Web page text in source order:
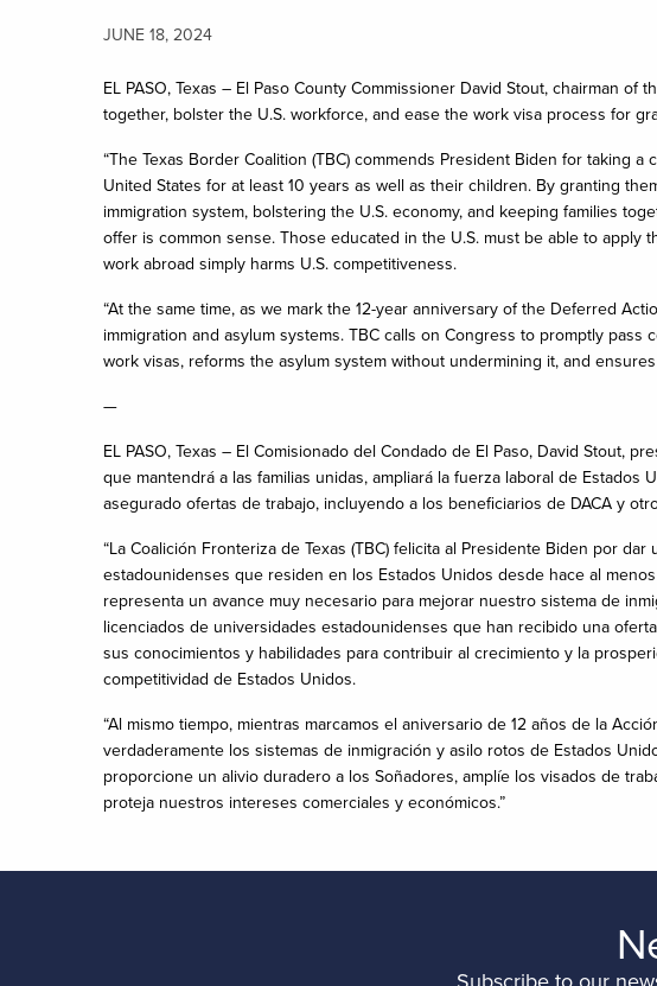
JUNE 18, 2024
EL PASO, Texas – El Paso County Commissioner David Stout, chairman
together, bolster the U.S. workforce, and ease the work visa process for
“The Texas Border Coalition (TBC) commends President Biden for taking
United States for at least 10 years as well as their children. By granting
immigration system, bolstering the U.S. economy, and keeping families
offer is common sense. Those educated in the U.S. must be able to
work abroad simply harms U.S. competitiveness.
“At the same time, as we mark the 12-year anniversary of the Deferred
immigration and asylum systems. TBC calls on Congress to promptly
work visas, reforms the asylum system without undermining it, and
—
EL PASO, Texas – El Comisionado del Condado de El Paso, David Stout,
que mantendrá a las familias unidas, ampliará la fuerza laboral de
asegurado ofertas de trabajo, incluyendo a los beneficiarios de DACA y
“La Coalición Fronteriza de Texas (TBC) felicita al Presidente Biden por
estadounidenses que residen en los Estados Unidos desde hace al
representa un avance muy necesario para mejorar nuestro sistema de
licenciados de universidades estadounidenses que han recibido una
sus conocimientos y habilidades para contribuir al crecimiento y la
competitividad de Estados Unidos.
“Al mismo tiempo, mientras marcamos el aniversario de 12 años de la
verdaderamente los sistemas de inmigración y asilo rotos de Estados
proporcione un alivio duradero a los Soñadores, amplíe los visados de
proteja nuestros intereses comerciales y económicos.”